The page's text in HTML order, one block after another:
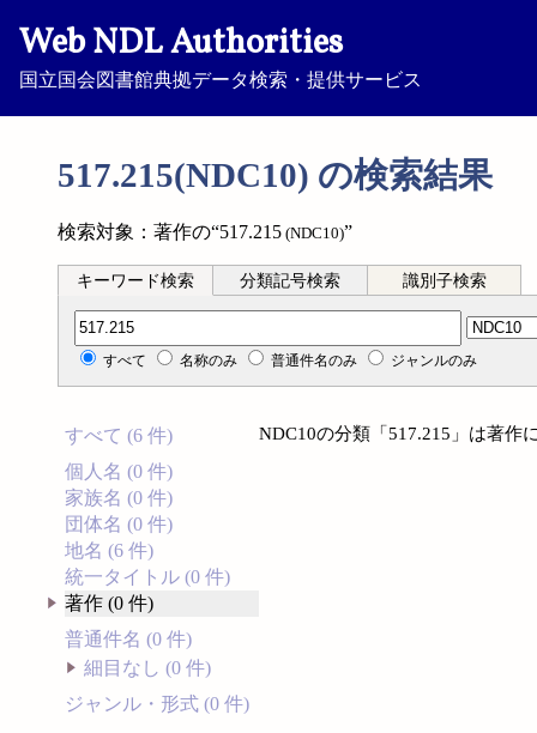
Web NDL Authorities
国立国会図書館典拠データ検索・提供サービス
517.215(NDC10) の検索結果
検索対象：著作の“517.215 (NDC10)”
キーワード検索 分類記号検索 識別子検索
分類記号検索
すべて 名称のみ 普通件名のみ ジャンルのみ
すべて (6 件)
個人名 (0 件)
家族名 (0 件)
団体名 (0 件)
地名 (6 件)
統一タイトル (0 件)
著作 (0 件)
普通件名 (0 件)
細目なし (0 件)
ジャンル・形式 (0 件)
NDC10の分類「517.215」は著作